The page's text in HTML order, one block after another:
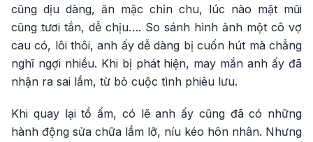
cũng dịu dàng, ăn mặc chỉn chu, lúc nào mặt mũi
cũng tươi tắn, dễ chịu…. So sánh hình ảnh một cô vợ
cau có, lôi thôi, anh ấy dễ dàng bị cuốn hút mà chẳng
nghĩ ngợi nhiều. Khi bị phát hiện, may mắn anh ấy đã
nhận ra sai lầm, từ bỏ cuộc tình phiêu lưu.
Khi quay lại tổ ấm, có lẽ anh ấy cũng đã có những
hành động sửa chữa lầm lỡ, níu kéo hôn nhân. Nhưng